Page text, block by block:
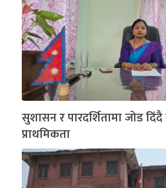
सुशासन र पारदर्शितामा जोड दिंदै
प्राथमिकता